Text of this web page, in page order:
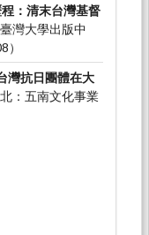
キリスト教と東
に，日本立命館
杉磯基督教與中
學。
）。臺灣民
2022-2023）
究的回顧與展
：清末台灣基督
灣大學出版中
灣抗日團體在大
：五南文化事業